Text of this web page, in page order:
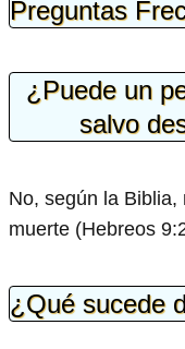
Preguntas
¿Puede un
salvo
No, según la
muerte (Hebreos
¿Qué sucede